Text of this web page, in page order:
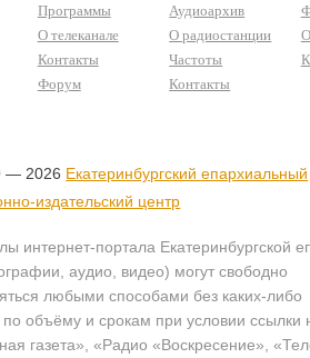
Программы
О телеканале
Контакты
Форум
Аудиоархив
О радиостанции
Частоты
Контакты
— 2026 Екатеринбургский епархиальный
издательский центр
интернет-портала Екатеринбургской
аудио, видео) могут свободно
любыми способами без каких-либо
объёму и срокам при условии ссылки
газета», «Радио «Воскресение»,